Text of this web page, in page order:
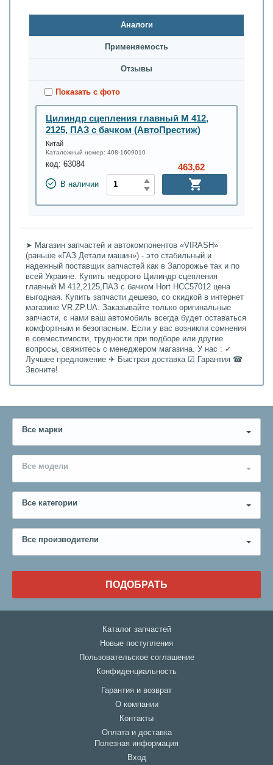
Аналоги
Применяемость
Oтзывы
Показать с фото
Цилиндр сцепления главный М 412,
2125, ПАЗ с бачком (АвтоПрестиж)
Китай
Каталожный номер: 408-1609010
код: 63084
В наличии
463,62
➤ Магазин запчастей и автокомпонентов «VIRASH»
(раньше «ГАЗ Детали машин») - это стабильный и
надежный поставщик запчастей как в Запорожье так и по
всей Украине. Купить недорого Цилиндр сцепления
главный М 412,2125,ПАЗ с бачком Hort HCC57012 цена
выгодная. Купить запчасти дешево, со скидкой в интернет
магазине VR.ZP.UA. Заказывайте только оригинальные
запчасти, с нами ваш автомобиль всегда будет оставаться
комфортным и безопасным. Если у вас возникли сомнения
в совместимости, трудности при подборе или другие
вопросы, свяжитесь с менеджером магазина. У нас : ✓
Лучшее предложение ✈ Быстрая доставка ☑ Гарантия ☎
Звоните!
Все марки
Все модели
Все категории
Все производители
ПОДОБРАТЬ
Каталог запчастей
Новые поступления
Пользовательское соглашение
Конфиденциальность
Гарантия и возврат
О компании
Контакты
Оплата и доставка
Полезная информация
Вход